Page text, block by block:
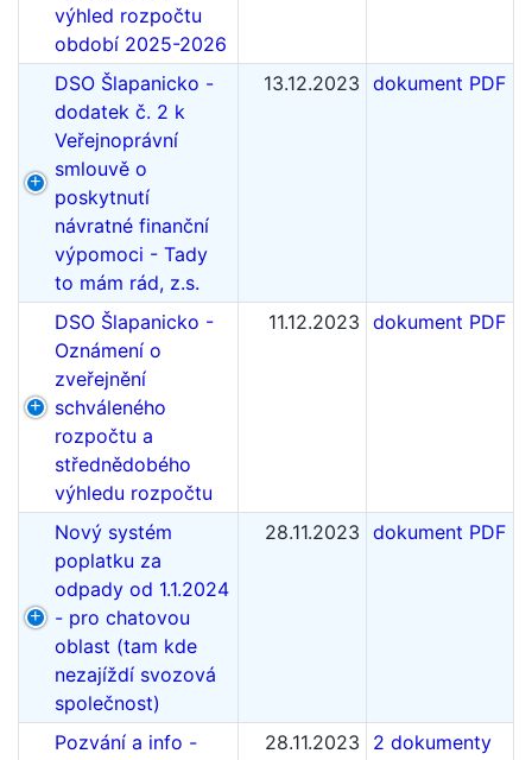
výhled rozpočtu
období 2025-2026
DSO Šlapanicko -
dodatek č. 2 k
Veřejnoprávní
smlouvě o
poskytnutí
návratné finanční
výpomoci - Tady
to mám rád, z.s.
13.12.2023 dokument PDF
DSO Šlapanicko -
Oznámení o
zveřejnění
schváleného
rozpočtu a
střednědobého
výhledu rozpočtu
11.12.2023 dokument PDF
Nový systém
poplatku za
odpady od 1.1.2024
- pro chatovou
oblast (tam kde
nezajíždí svozová
společnost)
28.11.2023 dokument PDF
Pozvání a info -
28.11.2023 2 dokumenty